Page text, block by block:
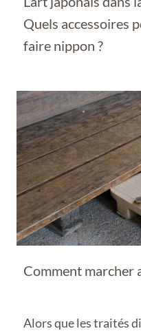
Quels accessoires
faire nippon ?
Comment marcher
Alors que les traités